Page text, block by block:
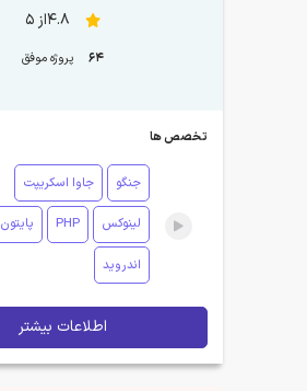
4.8از 5
64 پروژه موفق
تخصص ها
جنگو جاوا اسکریپت
لینوکس PHP پایتون
اندروید
اطلاعات بیشتر